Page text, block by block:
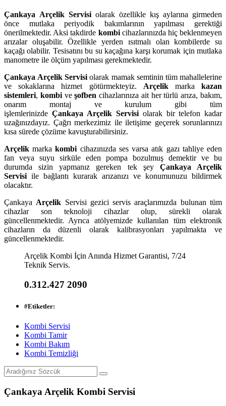
Çankaya Arçelik Servisi olarak özellikle kış aylarına girmeden
önce mutlaka periyodik bakımlarının yapılması gerektiği
önerilmektedir. Aksi takdirde kombicihazlarınızda hiç beklenmeyen
arızalar oluşabilir. Özellikle yerden ısıtmalı olan kombilerde su
kaçağı olabilir. Tesisatını bu su kaçağına karşı korumak için mutlaka
manometre ile ölçüm yapılması gerekmektedir.
Çankaya Arçelik Servisiolarak mamak semtinin tüm mahallelerine
ve sokaklarına hizmet götürmekteyiz. Arçelik markakazan
sistemleri, kombi veşofben cihazlarınıza ait her türlü arıza, bakım,
onarım montaj ve kurulum gibi tüm
işlemlerinizde Çankaya Arçelik Servisi olarak bir telefon kadar
uzağınızdayız. Çağrı merkezimiz ile iletişime geçerek sorunlarınızı
kısa sürede çözüme kavuşturabilirsiniz.
Arçelik markakombi cihazınızda ses varsa atık gazı tahliye eden
fan veya suyu sirküle eden pompa bozulmuş demektir ve bu
durumda sizin yapmanız gereken tek şey Çankaya Arçelik
Servisi ile bağlantı kurarak arızanızı ve konumunuzu bildirmek
olacaktır.
Çankaya Arçelik Servisi gezici servis araçlarımızda bulunan tüm
cihazlar son teknoloji cihazlar olup, sürekli olarak
güncellenmektedir. Ayrıca atölyemizde kullanılan tüm elektronik
cihazların da düzenli olarak kalibrasyonları yapılmakta ve
güncellenmektedir.
Arçelik Kombi İçin Anında Hizmet Garantisi, 7/24
Teknik Servis.
0.312.427 2090
#Etiketler:
Kombi Servisi
Kombi Tamir
Kombi Bakım
Kombi Temizliği
Çankaya Arçelik Kombi Servisi